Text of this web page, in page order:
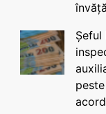
Șeful